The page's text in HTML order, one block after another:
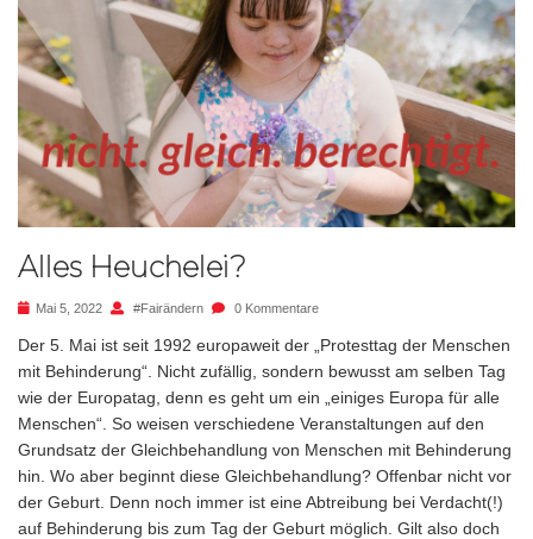
Alles Heuchelei?
Mai 5, 2022 #fairändern 0 Kommentare
Der 5. Mai ist seit 1992 europaweit der „Protesttag der Menschen
mit Behinderung“. Nicht zufällig, sondern bewusst am selben Tag
wie der Europatag, denn es geht um ein „einiges Europa für alle
Menschen“. So weisen verschiedene Veranstaltungen auf den
Grundsatz der Gleichbehandlung von Menschen mit Behinderung
hin. Wo aber beginnt diese Gleichbehandlung? Offenbar nicht vor
der Geburt. Denn noch immer ist eine Abtreibung bei Verdacht(!)
auf Behinderung bis zum Tag der Geburt möglich. Gilt also doch